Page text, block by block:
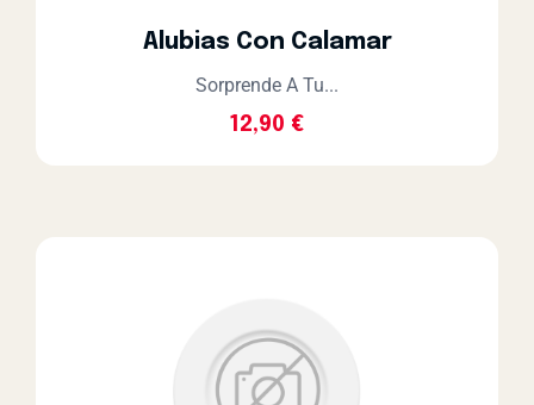
Alubias Con Calamar
Sorprende A Tu...
12,90 €